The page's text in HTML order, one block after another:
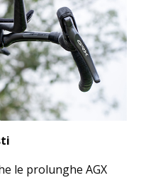
le prolunghe AGX